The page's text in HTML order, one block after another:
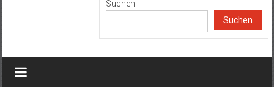
Suchen
Suchen